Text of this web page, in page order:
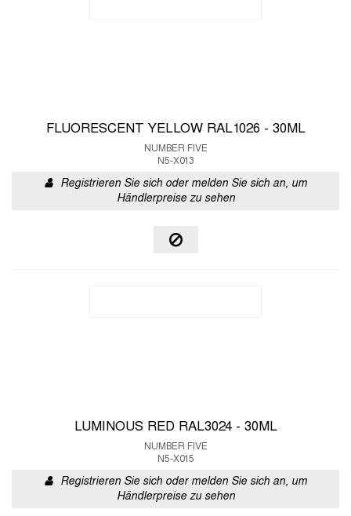
FLUORESCENT YELLOW RAL1026 - 30ML
NUMBER FIVE
N5-X013
Registrieren Sie sich oder melden Sie sich an, um
Händlerpreise zu sehen
LUMINOUS RED RAL3024 - 30ML
NUMBER FIVE
N5-X015
Registrieren Sie sich oder melden Sie sich an, um
Händlerpreise zu sehen